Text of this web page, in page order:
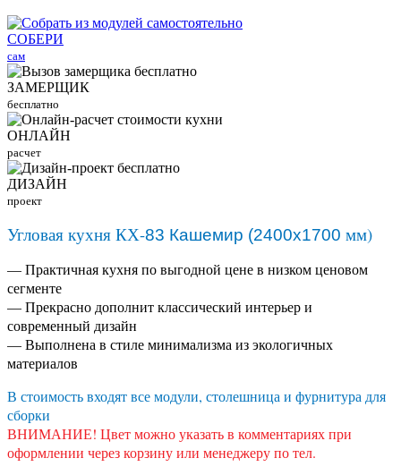
СОБЕРИ
сам
ЗАМЕРЩИК
бесплатно
ОНЛАЙН
расчет
ДИЗАЙН
проект
Угловая кухня КХ-83 Кашемир (2400х1700 мм)
— Практичная кухня по выгодной цене в низком ценовом
сегменте
— Прекрасно дополнит классический интерьер и
современный дизайн
— Выполнена в стиле минимализма из экологичных
материалов
В стоимость входят все модули, столешница и фурнитура для
сборки
ВНИМАНИЕ! Цвет можно указать в комментариях при
оформлении через корзину или менеджеру по тел.